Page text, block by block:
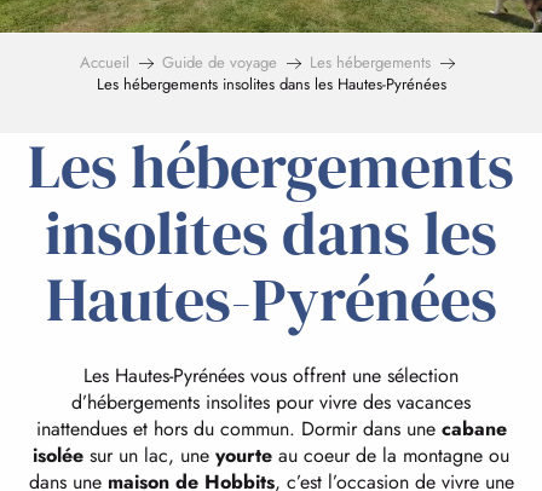
Accueil Guide de voyage
Les hébergements
Les hébergements insolites dans les Hautes-Pyrénées
Les hébergements
insolites dans les
Hautes-Pyrénées
Les Hautes-Pyrénées vous offrent une sélection
d’hébergements insolites pour vivre des vacances
inattendues et hors du commun. Dormir dans une cabane
isolée sur un lac, une yourte au coeur de la montagne ou
dans une maison de Hobbits, c’est l’occasion de vivre une